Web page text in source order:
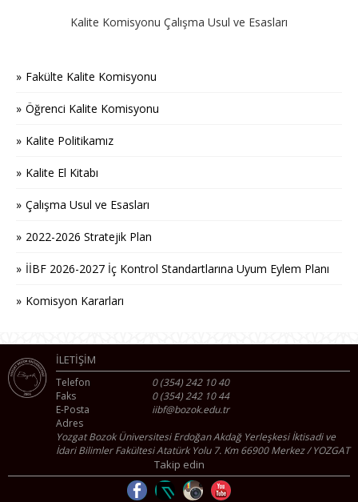
Kalite Komisyonu Çalışma Usul ve Esasları
Fakülte Kalite Komisyonu
Öğrenci Kalite Komisyonu
Kalite Politikamız
Kalite El Kitabı
Çalışma Usul ve Esasları
2022-2026 Stratejik Plan
İİBF 2026-2027 İç Kontrol Standartlarına Uyum Eylem Planı
Komisyon Kararları
İLETİŞİM
Telefon
0 (354) 242 10 40
Faks
0 (354) 242 10 44
E-Posta
iibf@bozok.edu.tr
Adres
Yozgat Bozok Üniversitesi Erdoğan Akdağ Yerleşkesi İktisadi ve
İdari Bilimler Fakültesi Atatürk Yolu 7. Km 66900 Merkez / YOZGAT
Takip edin